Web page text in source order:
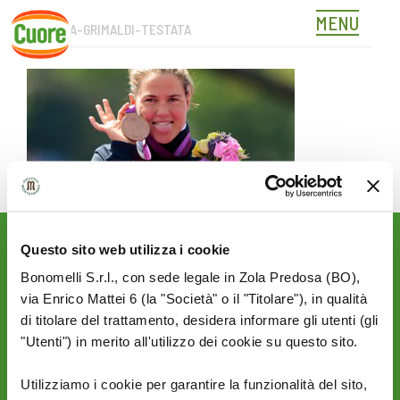
Questo sito web utilizza i cookie
Bonomelli S.r.l., con sede legale in Zola Predosa (BO),
via Enrico Mattei 6 (la "Società" o il "Titolare"), in qualità
di titolare del trattamento, desidera informare gli utenti (gli
"Utenti") in merito all'utilizzo dei cookie su questo sito.
Utilizziamo i cookie per garantire la funzionalità del sito,
Skip
content
MENU
MARTINA-GRIMALDI-TESTATA
Rimani aggiornato sulle
novità del mondo Cuore:
SEGUICI SU:
PRIVACY AZIENDA